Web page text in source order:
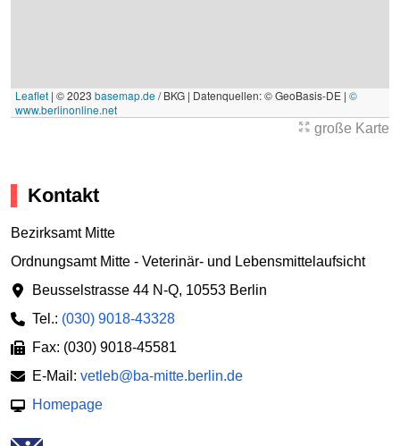
Leaflet | © 2023 basemap.de/ BKG | Datenquellen: © GeoBasis-DE | ©
www.berlinonline.net
große Karte
Kontakt
Bezirksamt Mitte
Ordnungsamt Mitte - Veterinär- und Lebensmittelaufsicht
Beusselstrasse 44 N-Q, 10553 Berlin
Tel.: (030) 9018-43328
Fax: (030) 9018-45581
E-Mail: vetleb@ba-mitte.berlin.de
Homepage